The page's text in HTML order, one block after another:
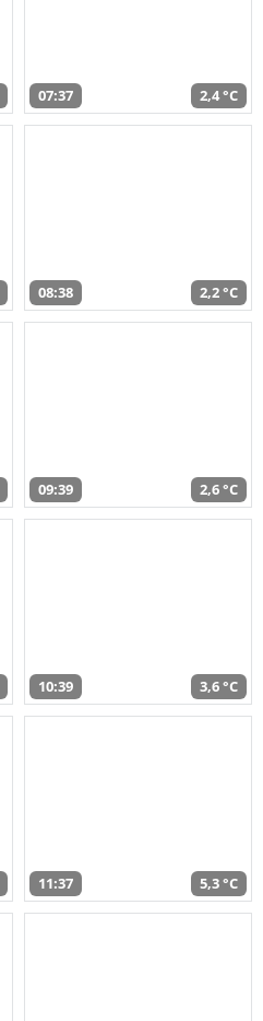
07:37 2,4 °C
08:38 2,2 °C
09:39 2,6 °C
10:39 3,6 °C
11:37 5,3 °C